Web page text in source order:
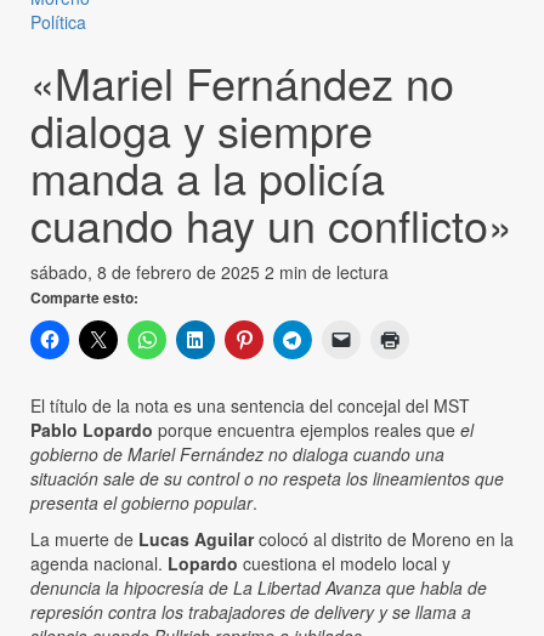
Política
«Mariel Fernández no
dialoga y siempre
manda a la policía
cuando hay un conflicto»
sábado, 8 de febrero de 2025 2 min de lectura
Comparte esto:
El título de la nota es una sentencia del concejal del MST
Pablo Lopardo porque encuentra ejemplos reales que el
gobierno de Mariel Fernández no dialoga cuando una
situación sale de su control o no respeta los lineamientos que
presenta el gobierno popular.
La muerte de Lucas Aguilarcolocó al distrito de Moreno en la
agenda nacional. Lopardo cuestiona el modelo local y
denuncia la hipocresía de La Libertad Avanza que habla de
represión contra los trabajadores de delivery y se llama a